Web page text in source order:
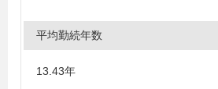
平均勤続年数
13.43年